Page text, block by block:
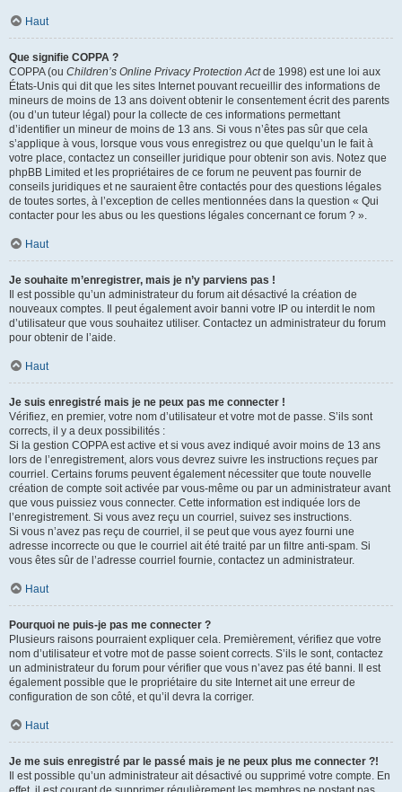
Haut
Que signifie COPPA ?
COPPA (ou Children’s Online Privacy Protection Actde 1998) est une loi aux
États-Unis qui dit que les sites Internet pouvant recueillir des informations de
mineurs de moins de 13 ans doivent obtenir le consentement écrit des parents
(ou d’un tuteur légal) pour la collecte de ces informations permettant
d’identifier un mineur de moins de 13 ans. Si vous n’êtes pas sûr que cela
s’applique à vous, lorsque vous vous enregistrez ou que quelqu’un le fait à
votre place, contactez un conseiller juridique pour obtenir son avis. Notez que
phpBB Limited et les propriétaires de ce forum ne peuvent pas fournir de
conseils juridiques et ne sauraient être contactés pour des questions légales
de toutes sortes, à l’exception de celles mentionnées dans la question « Qui
contacter pour les abus ou les questions légales concernant ce forum ? ».
Haut
Je souhaite m’enregistrer, mais je n’y parviens pas !
Il est possible qu’un administrateur du forum ait désactivé la création de
nouveaux comptes. Il peut également avoir banni votre IP ou interdit le nom
d’utilisateur que vous souhaitez utiliser. Contactez un administrateur du forum
pour obtenir de l’aide.
Haut
Je suis enregistré mais je ne peux pas me connecter !
Vérifiez, en premier, votre nom d’utilisateur et votre mot de passe. S’ils sont
corrects, il y a deux possibilités :
Si la gestion COPPA est active et si vous avez indiqué avoir moins de 13 ans
lors de l’enregistrement, alors vous devrez suivre les instructions reçues par
courriel. Certains forums peuvent également nécessiter que toute nouvelle
création de compte soit activée par vous-même ou par un administrateur avant
que vous puissiez vous connecter. Cette information est indiquée lors de
l’enregistrement. Si vous avez reçu un courriel, suivez ses instructions.
Si vous n’avez pas reçu de courriel, il se peut que vous ayez fourni une
adresse incorrecte ou que le courriel ait été traité par un filtre anti-spam. Si
vous êtes sûr de l’adresse courriel fournie, contactez un administrateur.
Haut
Pourquoi ne puis-je pas me connecter ?
Plusieurs raisons pourraient expliquer cela. Premièrement, vérifiez que votre
nom d’utilisateur et votre mot de passe soient corrects. S’ils le sont, contactez
un administrateur du forum pour vérifier que vous n’avez pas été banni. Il est
également possible que le propriétaire du site Internet ait une erreur de
configuration de son côté, et qu’il devra la corriger.
Haut
Je me suis enregistré par le passé mais je ne peux plus me connecter ?!
Il est possible qu’un administrateur ait désactivé ou supprimé votre compte. En